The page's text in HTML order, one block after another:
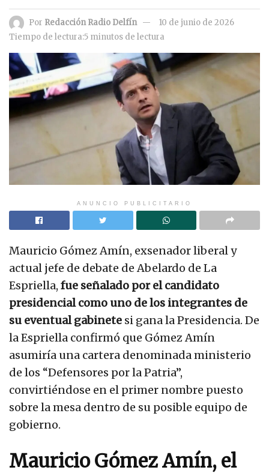
Por Redacción Radio Delfín
10 de junio de 2026
Tiempo de lectura:5 minutos de lectura
ANUNCIO PUBLICITARIO
Mauricio Gómez Amín, exsenador liberal y
actual jefe de debate de Abelardo de La
Espriella, fue señalado por el candidato
presidencial como uno de los integrantes de
su eventual gabinete si gana la Presidencia. De
la Espriella confirmó que Gómez Amín
asumiría una cartera denominada ministerio
de los “Defensores por la Patria”,
convirtiéndose en el primer nombre puesto
sobre la mesa dentro de su posible equipo de
gobierno.
Mauricio Gómez Amín, el